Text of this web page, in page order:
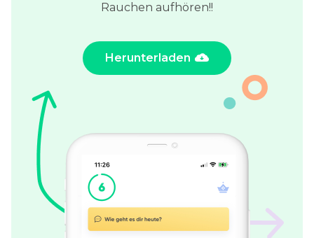
Rauchen aufhören!!
Herunterladen